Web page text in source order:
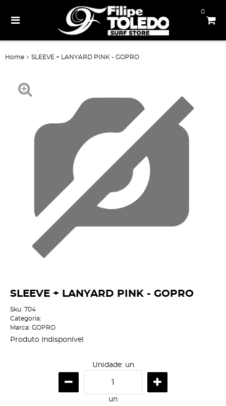
0
Home SLEEVE + LANYARD PINK - GOPRO
SLEEVE + LANYARD PINK - GOPRO
Sku: 704
Categoria:
Marca: GOPRO
Produto Indisponível
Unidade: un
un